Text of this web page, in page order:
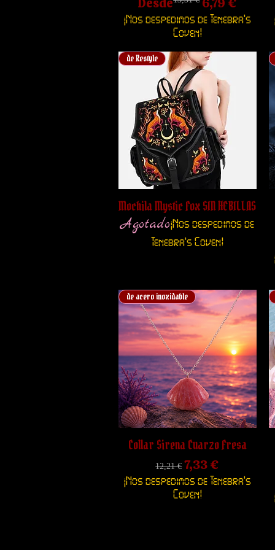
¡Nos despedimos de Tenebra's
Coven!
de Restyle
Mochila Mystic Fox SIN HEBILLAS
Agotado¡Nos despedimos de
Tenebra's Coven!
de acero inoxidable
Collar Sirena Cuarzo Fresa
Precio
12,21 € Precio de oferta
7,33 €
¡Nos despedimos de Tenebra's
Coven!